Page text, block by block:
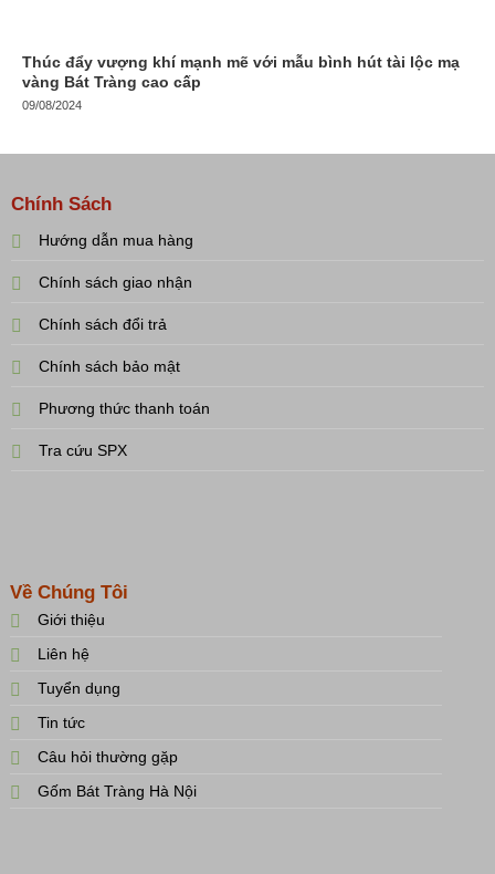
Thúc đẩy vượng khí mạnh mẽ với mẫu bình hút tài lộc mạ
vàng Bát Tràng cao cấp
09/08/2024
Chính Sách
Hướng dẫn mua hàng
Chính sách giao nhận
Chính sách đổi trả
Chính sách bảo mật
Phương thức thanh toán
Tra cứu SPX
Về Chúng Tôi
Giới thiệu
Liên hệ
Tuyển dụng
Tin tức
Câu hỏi thường gặp
Gốm Bát Tràng Hà Nội